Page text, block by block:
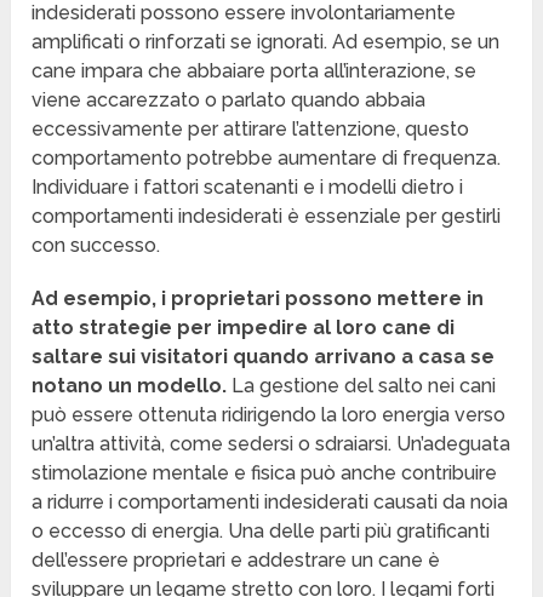
indesiderati possono essere involontariamente
amplificati o rinforzati se ignorati. Ad esempio, se un
cane impara che abbaiare porta all’interazione, se
viene accarezzato o parlato quando abbaia
eccessivamente per attirare l’attenzione, questo
comportamento potrebbe aumentare di frequenza.
Individuare i fattori scatenanti e i modelli dietro i
comportamenti indesiderati è essenziale per gestirli
con successo.
Ad esempio, i proprietari possono mettere in
atto strategie per impedire al loro cane di
saltare sui visitatori quando arrivano a casa se
notano un modello. La gestione del salto nei cani
può essere ottenuta ridirigendo la loro energia verso
un’altra attività, come sedersi o sdraiarsi. Un’adeguata
stimolazione mentale e fisica può anche contribuire
a ridurre i comportamenti indesiderati causati da noia
o eccesso di energia. Una delle parti più gratificanti
dell’essere proprietari e addestrare un cane è
sviluppare un legame stretto con loro. I legami forti